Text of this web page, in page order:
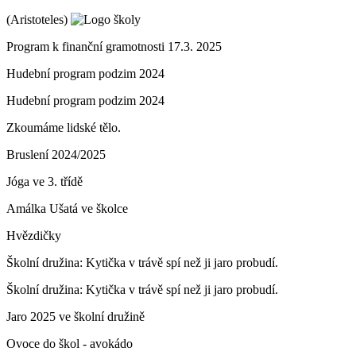
(Aristoteles)
Program k finanční gramotnosti 17.3. 2025
Hudební program podzim 2024
Hudební program podzim 2024
Zkoumáme lidské tělo.
Bruslení 2024/2025
Jóga ve 3. třídě
Amálka Ušatá ve školce
Hvězdičky
Školní družina: Kytička v trávě spí než ji jaro probudí.
Školní družina: Kytička v trávě spí než ji jaro probudí.
Jaro 2025 ve školní družině
Ovoce do škol - avokádo